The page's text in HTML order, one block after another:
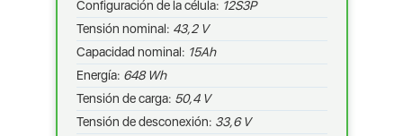
Configuración de la célula: 12S3P
Tensión nominal: 43,2 V
Capacidad nominal: 15Ah
Energía: 648 Wh
Tensión de carga: 50,4 V
Tensión de desconexión: 33,6 V